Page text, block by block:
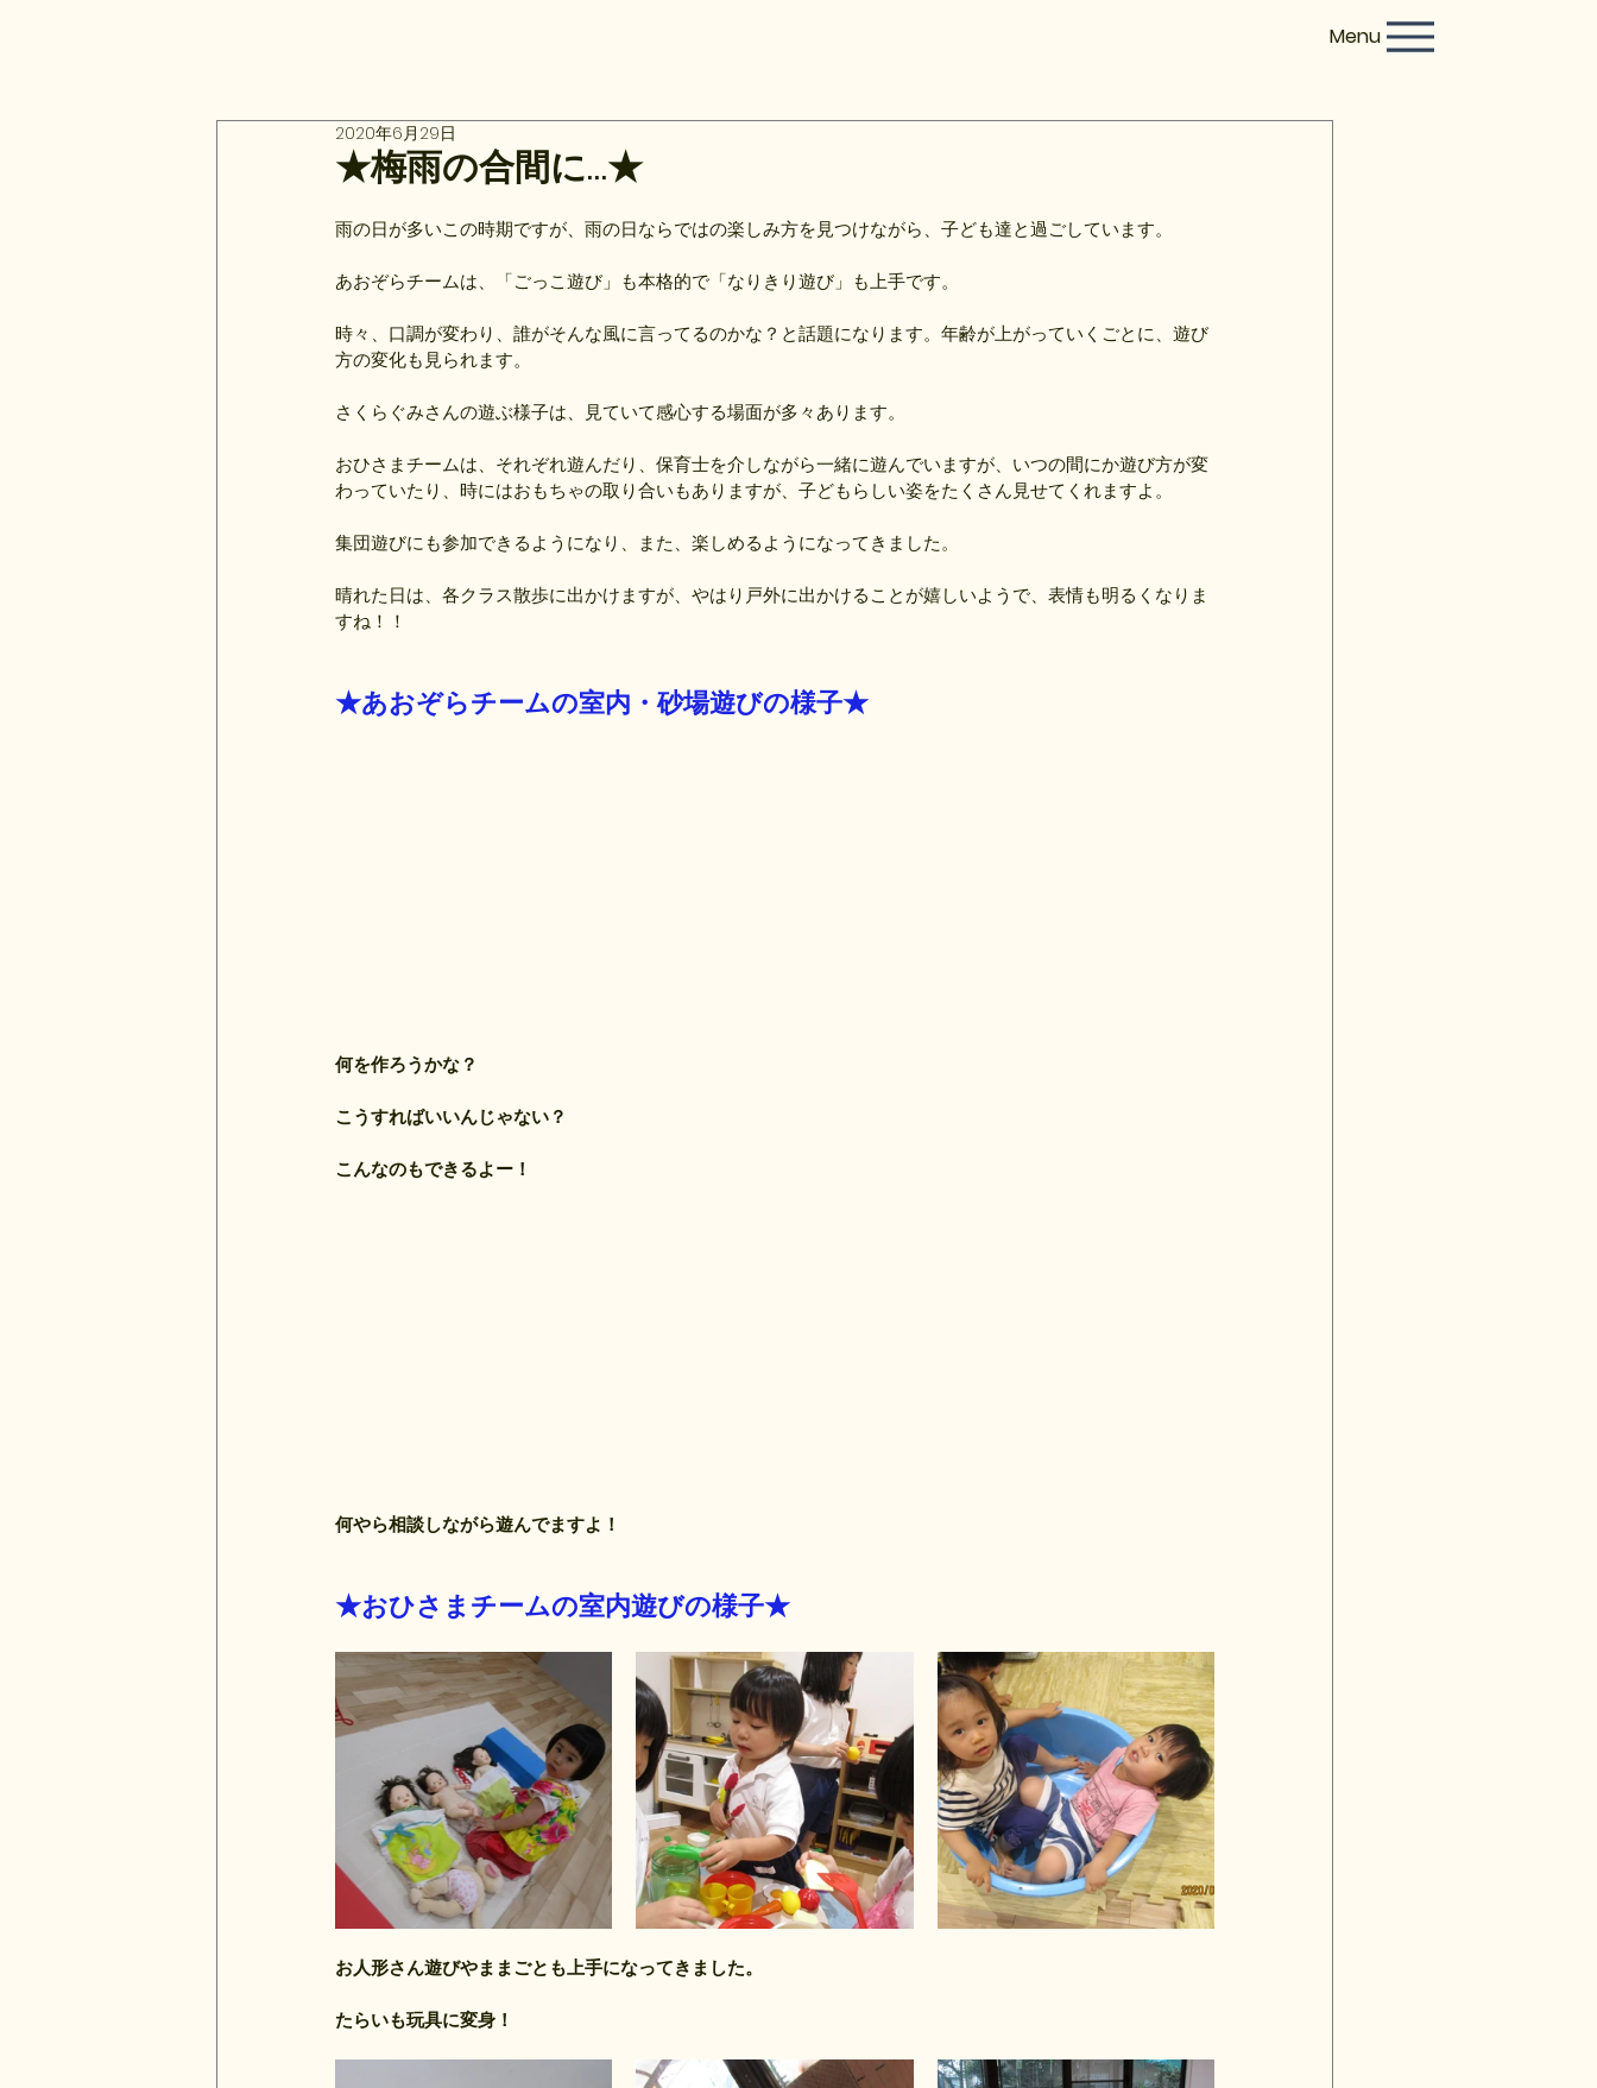
Menu
★梅雨の合間に…★
2020年6月29日
雨の日が多いこの時期ですが、雨の日ならではの楽しみ方を見つけながら、子ども達と過ごしています。
あおぞらチームは、「ごっこ遊び」も本格的で「なりきり遊び」も上手です。
時々、口調が変わり、誰がそんな風に言ってるのかな？と話題になります。年齢が上がっていくごとに、遊び
方の変化も見られます。
さくらぐみさんの遊ぶ様子は、見ていて感心する場面が多々あります。
おひさまチームは、それぞれ遊んだり、保育士を介しながら一緒に遊んでいますが、いつの間にか遊び方が変
わっていたり、時にはおもちゃの取り合いもありますが、子どもらしい姿をたくさん見せてくれますよ。
集団遊びにも参加できるようになり、また、楽しめるようになってきました。
晴れた日は、各クラス散歩に出かけますが、やはり戸外に出かけることが嬉しいようで、表情も明るくなりま
すね！！
★あおぞらチームの室内・砂場遊びの様子★
何を作ろうかな？
こうすればいいんじゃない？
こんなのもできるよー！
何やら相談しながら遊んでますよ！
★おひさまチームの室内遊びの様子★
お人形さん遊びやままごとも上手になってきました。
たらいも玩具に変身！